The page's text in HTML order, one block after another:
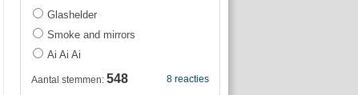
Glashelder
Smoke and mirrors
Ai Ai Ai
8 reacties
Aantal stemmen: 548